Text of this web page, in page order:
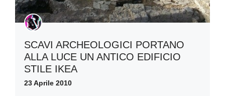
SCAVI ARCHEOLOGICI PORTANO
ALLA LUCE UN ANTICO EDIFICIO
STILE IKEA
23 Aprile 2010